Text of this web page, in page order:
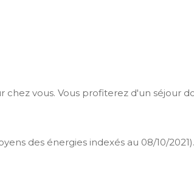
chez vous. Vous profiterez d'un
des énergies indexés au 08/10/2021).